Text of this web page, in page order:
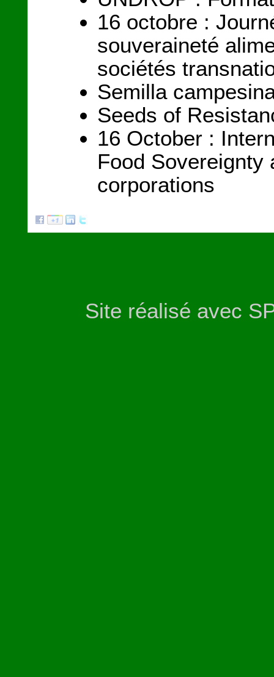
16 octobre :
souveraineté
sociétés
Semilla
Seeds of
16 October :
Food Sovereignty
corporations
Site réalisé avec